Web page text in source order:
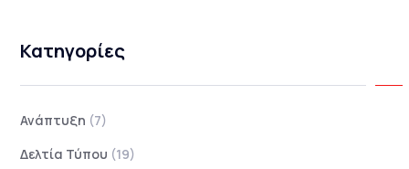
Κατηγορίες
Ανάπτυξη (7)
Δελτία Τύπου (19)